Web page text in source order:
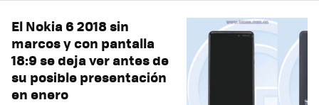
El Nokia 6 2018 sin
marcos y con pantalla
18:9 se deja ver antes de
su posible presentación
en enero